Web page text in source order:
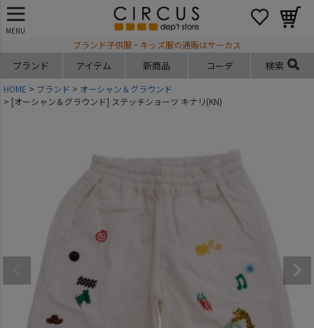
MENU
ブランド子供服・キッズ服の通販はサーカス
ブランド アイテム 新商品 コーデ 検索
HOME ブランド
オーシャン＆グラウンド
[オーシャン＆グラウンド] ステッチショーツ キナリ(KN)